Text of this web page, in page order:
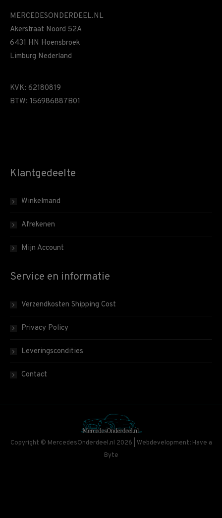
MERCEDESONDERDEEL.NL
Akerstraat Noord 52A
6431 HN Hoensbroek
Limburg Nederland
KVK: 62180819
BTW: 156986887B01
Klantgedeelte
Winkelmand
Afrekenen
Mijn Account
Service en informatie
Verzendkosten Shipping Cost
Privacy Policy
Leveringscondities
Contact
Copyright © MercedesOnderdeel.nl 2026 | Webdevelopment: Have a
Byte